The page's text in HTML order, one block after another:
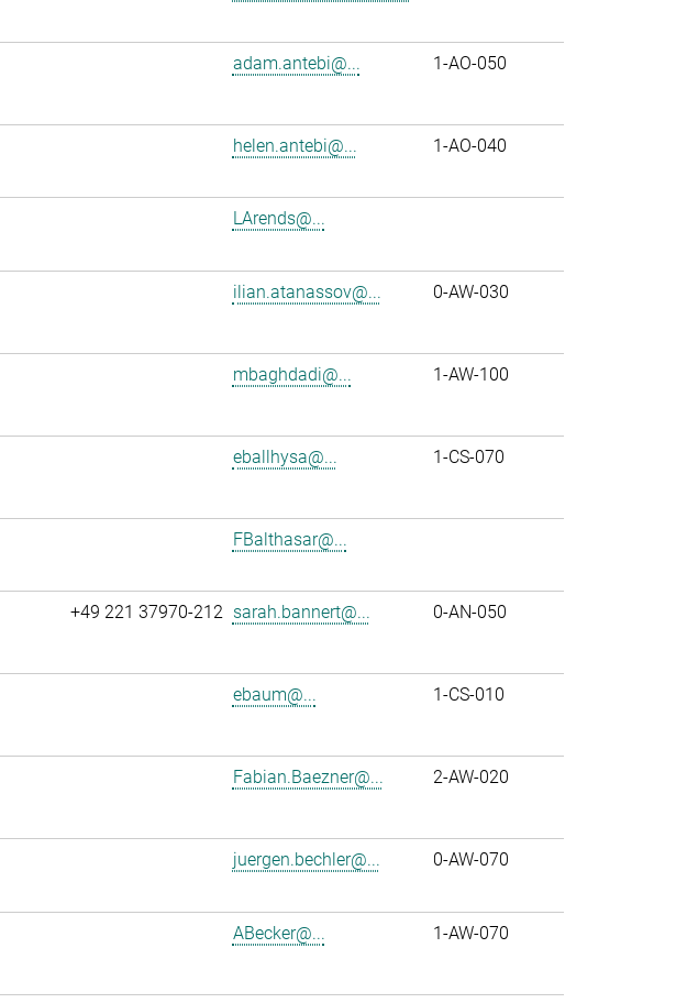
adam.antebi@... 1-AO-050
helen.antebi@... 1-AO-040
LArends@...
ilian.atanassov@... 0-AW-030
mbaghdadi@... 1-AW-100
eballhysa@... 1-CS-070
FBalthasar@...
+49 221 37970-212 sarah.bannert@... 0-AN-050
ebaum@... 1-CS-010
Fabian.Baezner@... 2-AW-020
juergen.bechler@... 0-AW-070
ABecker@... 1-AW-070